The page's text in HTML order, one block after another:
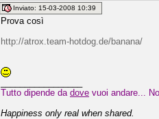
Inviato: 15-03-2008 10:39
Prova così
http://atrox.team-hotdog.de/banana/
Tutto dipende da dove vuoi andare...
Happiness only real when shared.